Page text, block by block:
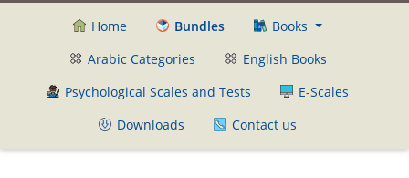
Home Bundles
Books
Arabic Categories
English Books
Psychological Scales and Tests
E-Scales
Downloads
Contact us